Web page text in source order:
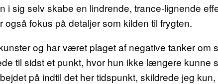
i sig selv skabe en lindrende, trance-lignende
fokus på detaljer som kilden til frygten.
og har været plaget af negative tanker om
til sidst et punkt, hvor hun ikke længere kunne
på indtil det her tidspunkt, skildrede jeg